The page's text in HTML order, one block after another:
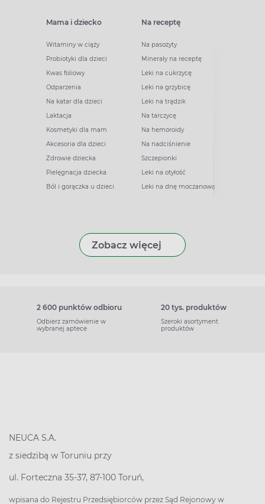
Mama i dziecko
Witaminy w ciąży
Probiotyki dla dzieci
Kwas foliowy
Odparzenia
Na katar dla dzieci
Laktacja
Kosmetyki dla mam
Akcesoria dla dzieci
Zdrowie dziecka
Pielęgnacja dziecka
Ból i gorączka u dzieci
Na receptę
Na pasożyty
Minerały na receptę
Leki na cukrzycę
Leki na grzybicę
Leki na trądzik
Na tarczycę
Na hemoroidy
Na nadciśnienie
Szczepionki
Leki na otyłość
Leki na dnę moczanową
Zobacz więcej
2 600 punktów odbioru
Odbierz zamówienie w
wybranej aptece
20 tys. produktów
Szeroki asortyment
produktów
NEUCA S.A.
z siedzibą w Toruniu przy
ul. Forteczna 35-37, 87-100 Toruń,
wpisana do Rejestru Przedsiębiorców przez Sąd Rejonowy w